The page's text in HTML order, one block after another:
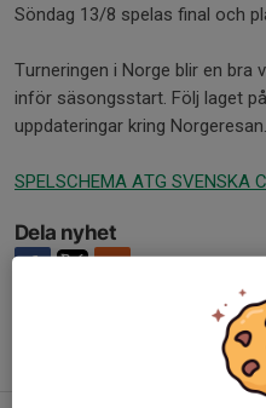
Söndag 13/8 spelas final och
Turneringen i Norge blir en bra
inför säsongsstart. Följ laget på
uppdateringar kring Norgeresan.
SPELSCHEMA ATG SVENSKA
Dela nyhet